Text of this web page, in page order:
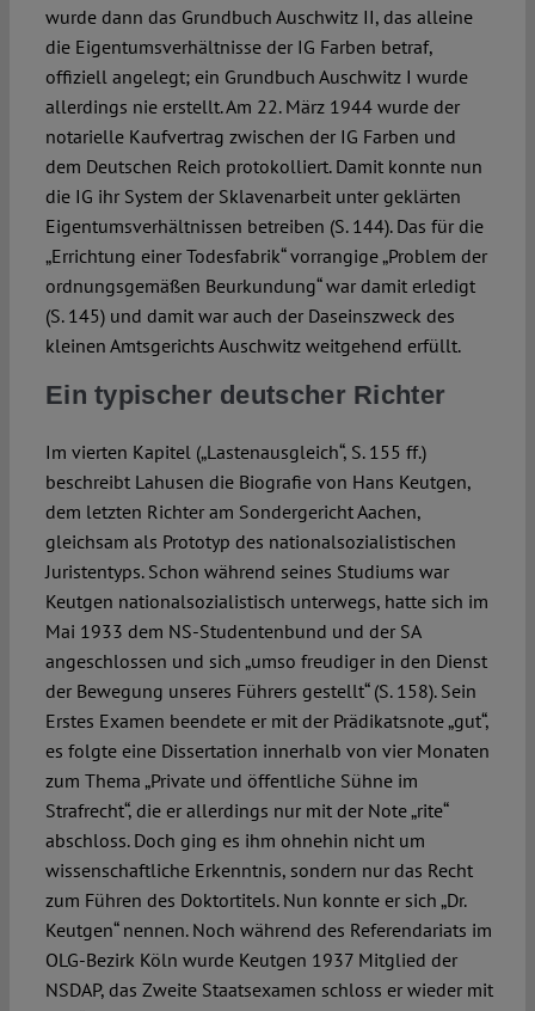
wurde dann das Grundbuch Auschwitz II, das alleine
die Eigentumsverhältnisse der IG Farben betraf,
offiziell angelegt; ein Grundbuch Auschwitz I wurde
allerdings nie erstellt. Am 22. März 1944 wurde der
notarielle Kaufvertrag zwischen der IG Farben und
dem Deutschen Reich protokolliert. Damit konnte nun
die IG ihr System der Sklavenarbeit unter geklärten
Eigentumsverhältnissen betreiben (S. 144). Das für die
„Errichtung einer Todesfabrik“ vorrangige „Problem der
ordnungsgemäßen Beurkundung“ war damit erledigt
(S. 145) und damit war auch der Daseinszweck des
kleinen Amtsgerichts Auschwitz weitgehend erfüllt.
Ein typischer deutscher Richter
Im vierten Kapitel („Lastenausgleich“, S. 155 ff.)
beschreibt Lahusen die Biografie von Hans Keutgen,
dem letzten Richter am Sondergericht Aachen,
gleichsam als Prototyp des nationalsozialistischen
Juristentyps. Schon während seines Studiums war
Keutgen nationalsozialistisch unterwegs, hatte sich im
Mai 1933 dem NS-Studentenbund und der SA
angeschlossen und sich „umso freudiger in den Dienst
der Bewegung unseres Führers gestellt“ (S. 158). Sein
Erstes Examen beendete er mit der Prädikatsnote „gut“,
es folgte eine Dissertation innerhalb von vier Monaten
zum Thema „Private und öffentliche Sühne im
Strafrecht“, die er allerdings nur mit der Note „rite“
abschloss. Doch ging es ihm ohnehin nicht um
wissenschaftliche Erkenntnis, sondern nur das Recht
zum Führen des Doktortitels. Nun konnte er sich „Dr.
Keutgen“ nennen. Noch während des Referendariats im
OLG-Bezirk Köln wurde Keutgen 1937 Mitglied der
NSDAP, das Zweite Staatsexamen schloss er wieder mit